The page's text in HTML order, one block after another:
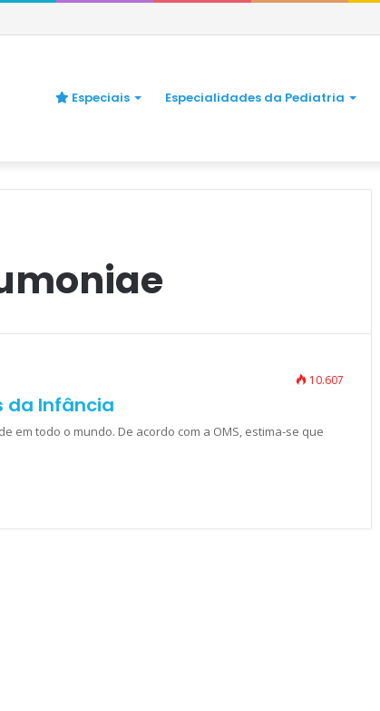
se preocupar
Especiais Especialidades da Pediatria
10.607
da Infância
todo o mundo. De acordo com a OMS, estima-se que